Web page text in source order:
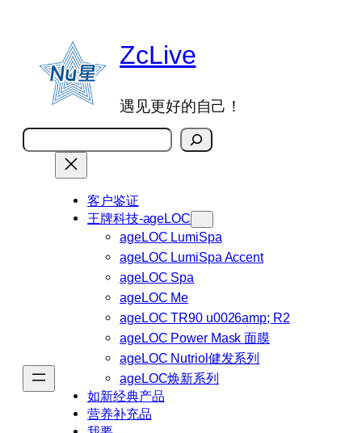
ZcLive
遇见更好的自己！
搜
索
客户鉴证
王牌科技-ageLOC
ageLOC LumiSpa
ageLOC LumiSpa Accent
ageLOC Spa
ageLOC Me
ageLOC TR90 u0026amp; R2
ageLOC Power Mask 面膜
ageLOC Nutriol健发系列
ageLOC焕新系列
如新经典产品
营养补充品